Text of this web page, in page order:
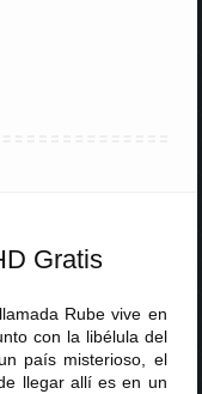
Gratis
Rube vive en
con la libélula del
país misterioso, el
llegar allí es en un